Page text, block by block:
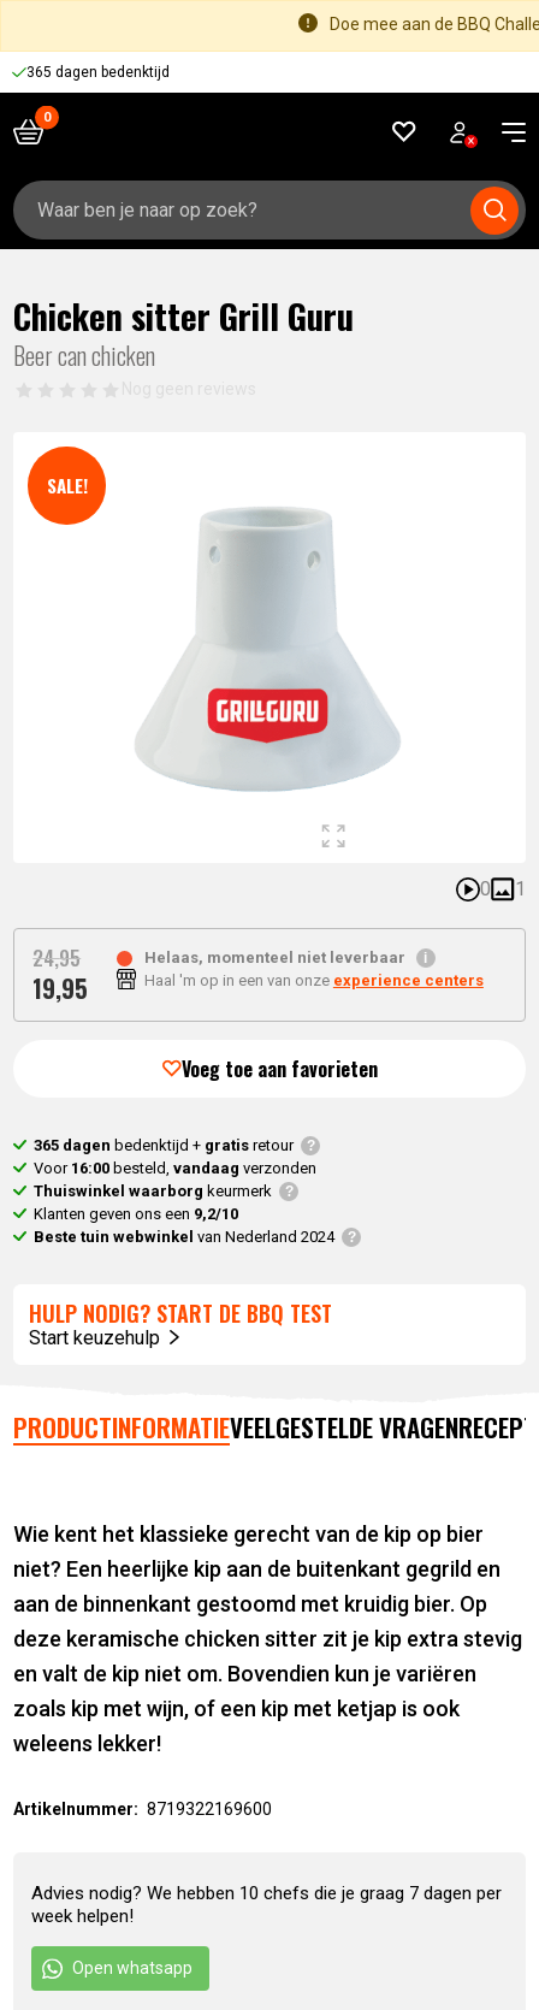
Doe mee aan de BBQ
365 dagen bedenktijd
Zoeken
naar:
Chicken sitter Grill Guru
Beer can chicken
0 1
SALE!
24,95
Oorspronkelijke
prijs
19,95
Huidige
19,95.
Helaas, momenteel niet leverbaar
Haal 'm op in een van onze experience centers
Voeg toe aan favorieten
365 dagen bedenktijd + gratisretour
Voor 16:00 besteld,vandaag verzonden
Thuiswinkel waarborg keurmerk
Klanten geven ons een 9,2/10
Beste tuin webwinkel van Nederland 2024
HULP NODIG? START DE BBQ TEST
Start keuzehulp
PRODUCTINFORMATIEVEELGESTELDE VRAGEN
Wie kent het klassieke gerecht van de kip op bier
niet? Een heerlijke kip aan de buitenkant gegrild en
aan de binnenkant gestoomd met kruidig bier. Op
deze keramische chicken sitter zit je kip extra stevig
en valt de kip niet om. Bovendien kun je variëren
zoals kip met wijn, of een kip met ketjap is ook
weleens lekker!
Artikelnummer: 8719322169600
Advies nodig? We hebben 10 chefs die je graag 7 dagen per
week helpen!
Open whatsapp